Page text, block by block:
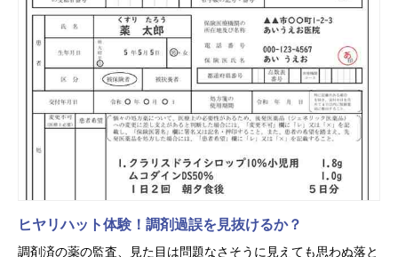
ヒヤリハット体験！調剤過誤を見抜けるか？
調剤済の薬の監査、見た目は問題なさそうに見えても思わぬ落と